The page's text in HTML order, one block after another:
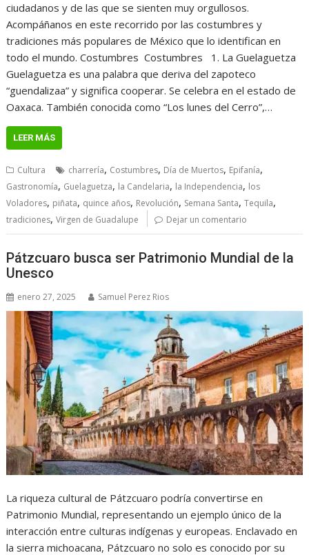
ciudadanos y de las que se sienten muy orgullosos.
Acompáñanos en este recorrido por las costumbres y
tradiciones más populares de México que lo identifican en
todo el mundo. Costumbres Costumbres 1. La Guelaguetza
Guelaguetza es una palabra que deriva del zapoteco
“guendalizaa” y significa cooperar. Se celebra en el estado de
Oaxaca. También conocida como “Los lunes del Cerro”,…
LEER MÁS
Cultura charrería, Costumbres, Día de Muertos, Epifanía,
Gastronomía, Guelaguetza, la Candelaria, la Independencia, los
Voladores, piñata, quince años, Revolución, Semana Santa,Tequila,
tradiciones,Virgen de Guadalupe Dejar un comentario
Pátzcuaro busca ser Patrimonio Mundial de la
Unesco
enero 27, 2025 Samuel Perez Rios
La riqueza cultural de Pátzcuaro podría convertirse en
Patrimonio Mundial, representando un ejemplo único de la
interacción entre culturas indígenas y europeas. Enclavado en
la sierra michoacana, Pátzcuaro no solo es conocido por su